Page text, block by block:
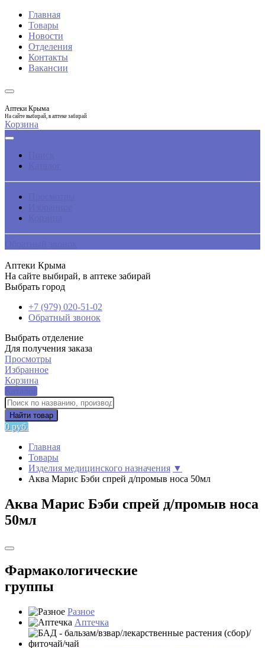
Главная
Товары
Новости
Отделения
Контакты
Вакансии
Аптеки Крыма
На сайте выбирай, в аптеке забирай
Корзина
Аптеки Крыма
На сайте выбирай, в аптеке забирай
Выбрать город
+7 (979) 020-51-02
Обратный звонок
Выбрать отделение
Для получения заказа
Просмотры
Избранное
Корзина
Найти товар
0 руб.
Главная
Товары
Изделия медицинского назначения ▼
Аква Марис Бэби спрей д/промыв носа 50мл
Аква Марис Бэби спрей д/промыв носа
50мл
Фармакологические
группы
Разное
Аптечка